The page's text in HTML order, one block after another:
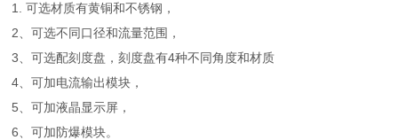
1. 可选材质有黄铜和不锈钢，
2、可选不同口径和流量范围，
3、可选配刻度盘，刻度盘有4种不同角度和材质
4、可加电流输出模块，
5、可加液晶显示屏，
6、可加防爆模块。